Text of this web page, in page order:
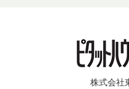
株式会社